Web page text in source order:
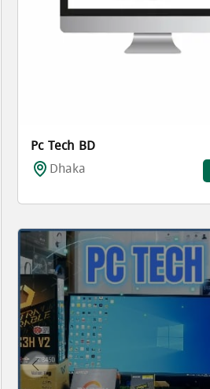
Pc Tech BD
Dhaka